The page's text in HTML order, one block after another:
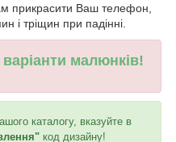
прикрасити Ваш телефон,
і тріщин при падінні.
малюнків!
каталогу, вказуйте в
код дизайну!